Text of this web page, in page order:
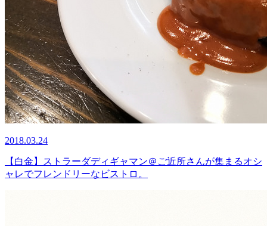
2018.03.24
【白金】ストラーダディギャマン＠ご近所さんが集まるオシ
ャレでフレンドリーなビストロ。